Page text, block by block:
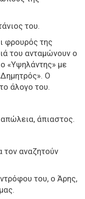
του.
φρουρός της
του ανταμώνουν ο
«Υψηλάντης» με
Ο
άλογο του.
άπιαστος.
τον αναζητούν
του, ο Άρης,